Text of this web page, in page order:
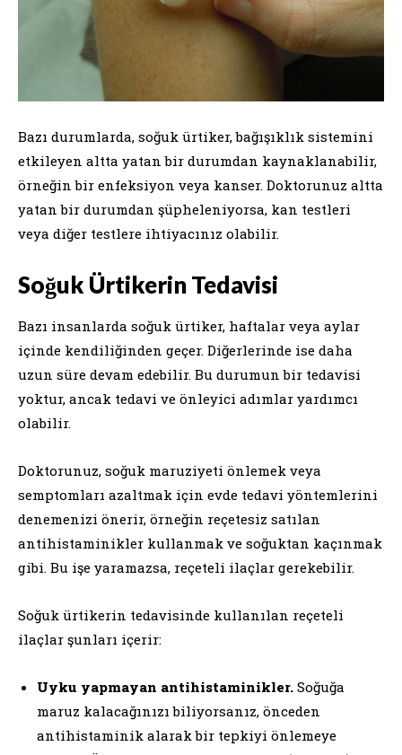
Bazı durumlarda, soğuk ürtiker, bağışıklık sistemini
etkileyen altta yatan bir durumdan kaynaklanabilir,
örneğin bir enfeksiyon veya kanser. Doktorunuz altta
yatan bir durumdan şüpheleniyorsa, kan testleri
veya diğer testlere ihtiyacınız olabilir.
Soğuk Ürtikerin Tedavisi
Bazı insanlarda soğuk ürtiker, haftalar veya aylar
içinde kendiliğinden geçer. Diğerlerinde ise daha
uzun süre devam edebilir. Bu durumun bir tedavisi
yoktur, ancak tedavi ve önleyici adımlar yardımcı
olabilir.
Doktorunuz, soğuk maruziyeti önlemek veya
semptomları azaltmak için evde tedavi yöntemlerini
denemenizi önerir, örneğin reçetesiz satılan
antihistaminikler kullanmak ve soğuktan kaçınmak
gibi. Bu işe yaramazsa, reçeteli ilaçlar gerekebilir.
Soğuk ürtikerin tedavisinde kullanılan reçeteli
ilaçlar şunları içerir:
Uyku yapmayan antihistaminikler. Soğuğa
maruz kalacağınızı biliyorsanız, önceden
antihistaminik alarak bir tepkiyi önlemeye